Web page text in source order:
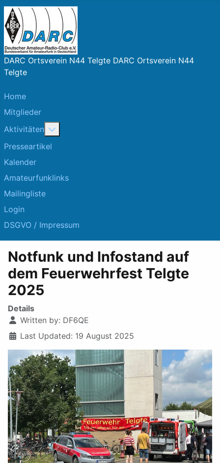
DARC Ortsverein N44 Telgte DARC Ortsverein N44
Telgte
Home
Mitglieder
Aktivitäten
Presseartikel
Kalender
Amateurfunklinks
Mailingliste
Login
DSGVO / Impressum
Notfunk und Infostand auf
dem Feuerwehrfest Telgte
2025
Details
Written by: DF6QE
Last Updated: 19 August 2025